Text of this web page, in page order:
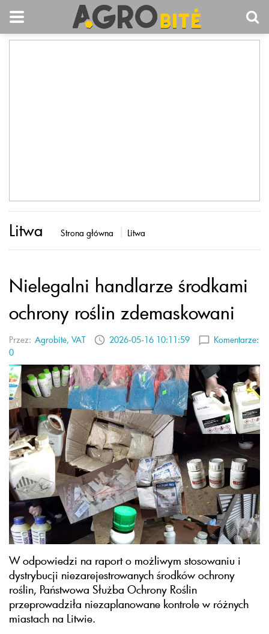
Litwa Strona główna Litwa
Nielegalni handlarze środkami
ochrony roślin zdemaskowani
Przez: Agrobitė, VAT 2026-05-16 10:11:59
Komentarze:
0
W odpowiedzi na raport o możliwym stosowaniu i
dystrybucji niezarejestrowanych środków ochrony
roślin, Państwowa Służba Ochrony Roślin
przeprowadziła niezaplanowane kontrole w różnych
miastach na Litwie.